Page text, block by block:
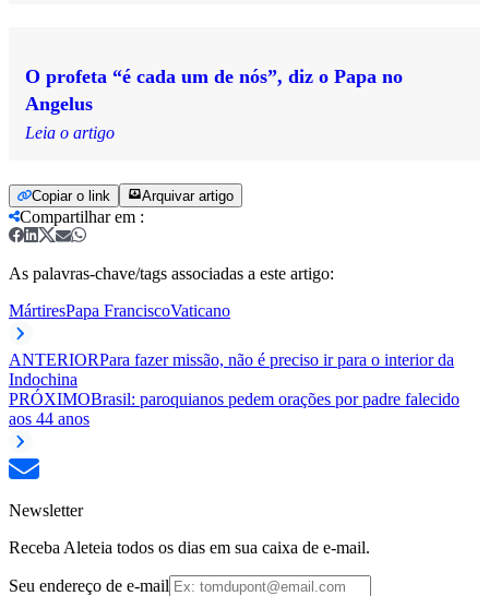
O profeta “é cada um de nós”, diz o Papa no
Angelus
Leia o artigo
Copiar o link Arquivar artigo
Compartilhar em :
As palavras-chave/tags associadas a este artigo:
MártiresPapa FranciscoVaticano
ANTERIORPara fazer missão, não é preciso ir para o interior da
Indochina
PRÓXIMOBrasil: paroquianos pedem orações por padre falecido
aos 44 anos
Newsletter
Receba Aleteia todos os dias em sua caixa de e-mail.
Seu endereço de e-mail